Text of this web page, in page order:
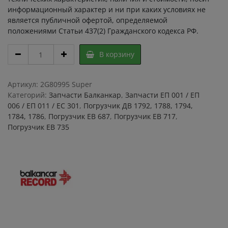
информационный характер и ни при каких условиях не
является публичной офертой, определяемой
положениями Статьи 437(2) Гражданского кодекса РФ.
Ремкомплект
с
клапаном
7069
/
набор
25
А
В корзину
Артикул: 2G80995 Super
Категорий: Запчасти Балканкар, Запчасти ЕП 001 / ЕП
006 / ЕП 011 / ЕС 301 , Погрузчик ДВ 1792, 1788, 1794,
1784, 1786, Погрузчик ЕВ 687, Погрузчик ЕВ 717,
Погрузчик ЕВ 735